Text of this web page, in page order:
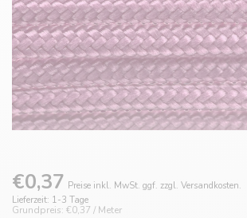
€0,37 Preise inkl. MwSt. ggf. zzgl. Versandkosten.
Lieferzeit: 1-3 Tage
Grundpreis: €0,37 / Meter